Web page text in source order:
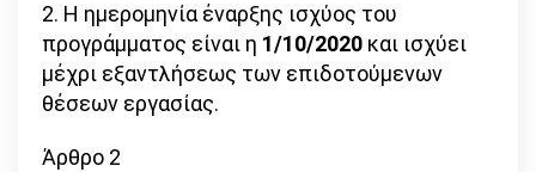
2. Η ημερομηνία έναρξης ισχύος του
προγράμματος είναι η 1/10/2020 και ισχύει
μέχρι εξαντλήσεως των επιδοτούμενων
θέσεων εργασίας.
Άρθρο 2